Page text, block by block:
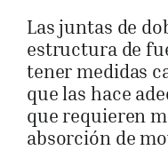
Las juntas de
estructura de
tener medidas
que las hace
que requieren
absorción de